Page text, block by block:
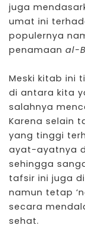
juga
umat ini
populernya
penamaan al-
Meski kitab ini
di antara kita
salahnya
Karena selain
yang tinggi
ayat-ayatnya
sehingga
tafsir ini juga
namun tetap
secara
sehat.